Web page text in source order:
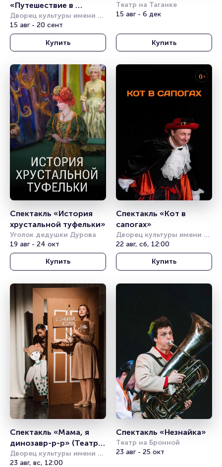
«Путешествие в
космос» (Театр
Комикс)
Дворец культуры имени
Горбунова
15 авг - 20 сент
Купить
Театр на Таганке
15 авг - 6 дек
Купить
Спектакль «История
хрустальной туфельки»
Уголок дедушки Дурова
19 авг - 24 окт
Купить
Спектакль «Кот в
сапогах»
Дворец культуры имени
Горбунова
22 авг, сб, 12:00
Купить
Спектакль «Мама, я
динозавр-р-р» (Театр
Комикс)
Дворец культуры имени
Горбунова
23 авг, вс, 12:00
Театр на Бронной
23 авг - 25 окт